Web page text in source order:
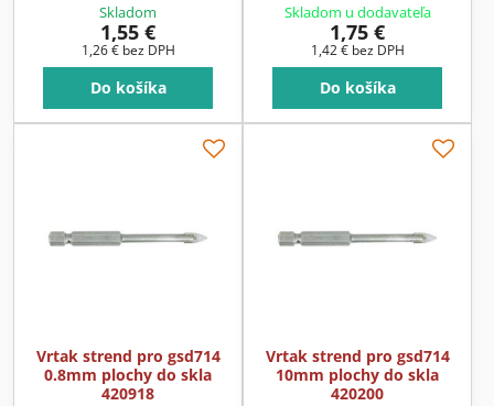
Skladom
1,55 €
1,26 € bez DPH
Do košíka
Skladom u dodavateľa
1,75 €
1,42 € bez DPH
Do košíka
Vrtak strend pro gsd714
0.8mm plochy do skla
420918
Vrtak strend pro gsd714
10mm plochy do skla
420200